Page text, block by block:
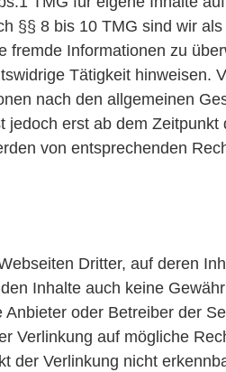
§§ 8 bis 10 TMG sind wir
fremde Informationen zu
Tätigkeit hinweisen.
nach den allgemeinen
erst ab dem
von entsprechenden
Dritter, auf deren
Inhalte auch keine
oder Betreiber der
Verlinkung auf mögliche
der Verlinkung nicht